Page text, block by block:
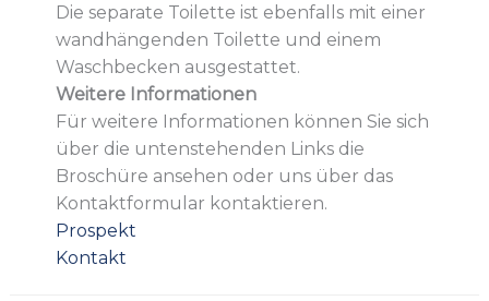
Die separate Toilette ist ebenfalls mit einer
wandhängenden Toilette und einem
Waschbecken ausgestattet.
Weitere Informationen
Für weitere Informationen können Sie sich
über die untenstehenden Links die
Broschüre ansehen oder uns über das
Kontaktformular kontaktieren.
Prospekt
Kontakt